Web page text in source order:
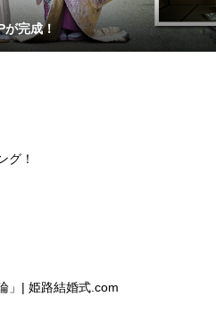
完成！
グ！
」| 姫路結婚式.com